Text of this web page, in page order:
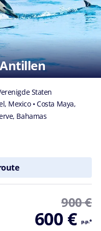
Staten
Mexico • Costa Maya,
Bahamas
900 €
600 € p.p.*